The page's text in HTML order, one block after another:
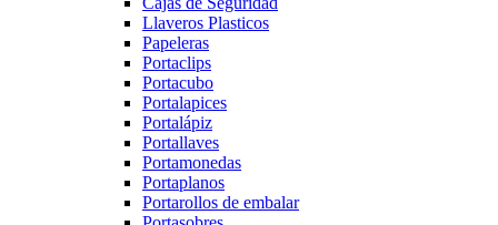
Llaveros Plasticos
Papeleras
Portaclips
Portacubo
Portalapices
Portalápiz
Portallaves
Portamonedas
Portaplanos
Portarollos de embalar